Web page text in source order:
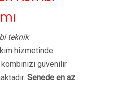
teknik
hizmetinde
kombinizi güvenilir
Senede en az